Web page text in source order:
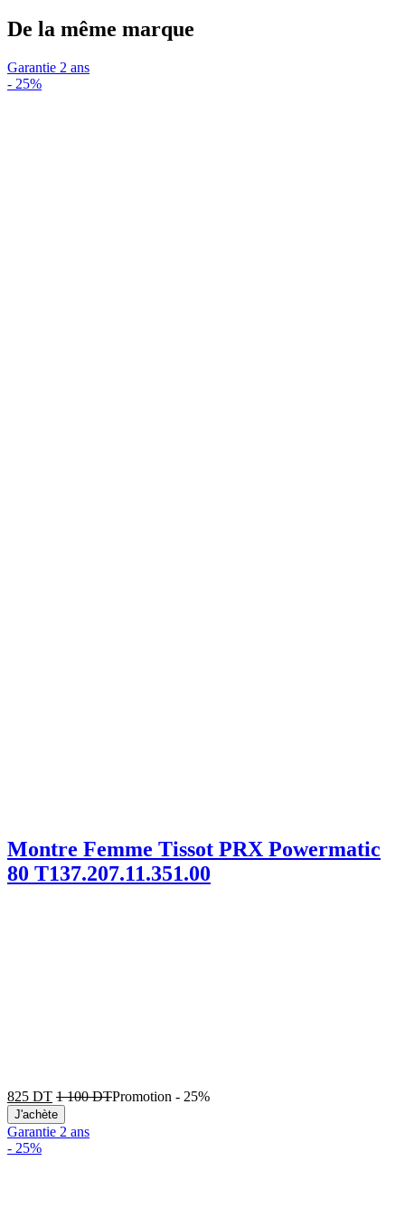
De la même marque
Garantie 2 ans
- 25%
Montre Femme Tissot PRX Powermatic
80 T137.207.11.351.00
825 DT 1 100DTPromotion - 25%
J'achète
Garantie 2 ans
- 25%